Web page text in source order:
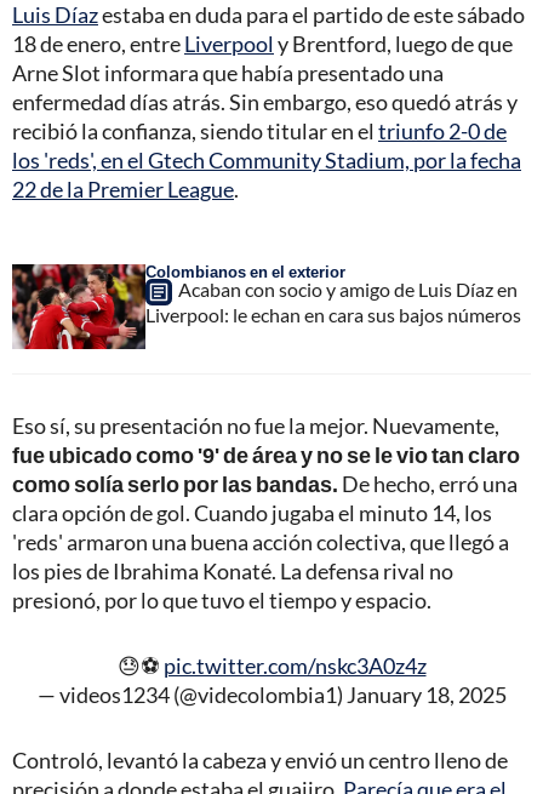
Luis Díazestaba en duda para el partido de este sábado
18 de enero, entreLiverpooly Brentford, luego de que
Arne Slot informara que había presentado una
enfermedad días atrás. Sin embargo, eso quedó atrás y
recibió la confianza, siendo titular en el triunfo 2-0 de
los 'reds', en el Gtech Community Stadium, por la fecha
22 de la Premier League.
Colombianos en el exterior
Acaban con socio y amigo de Luis Díaz en
Liverpool: le echan en cara sus bajos números
Eso sí, su presentación no fue la mejor. Nuevamente,
fue ubicado como '9' de área y no se le vio tan claro
como solía serlo por las bandas. De hecho, erró una
clara opción de gol. Cuando jugaba el minuto 14, los
'reds' armaron una buena acción colectiva, que llegó a
los pies de Ibrahima Konaté. La defensa rival no
presionó, por lo que tuvo el tiempo y espacio.
😓⚽️ pic.twitter.com/nskc3A0z4z
— videos1234 (@videcolombia1) January 18, 2025
Controló, levantó la cabeza y envió un centro lleno de